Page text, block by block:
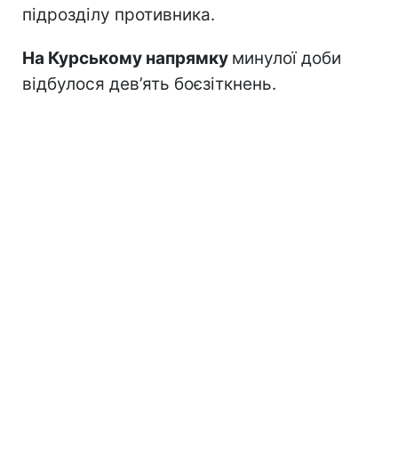
підрозділу противника.
На Курському напрямку минулої доби
відбулося дев’ять боєзіткнень.